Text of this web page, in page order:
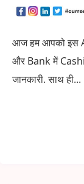
आज हम आपको इस
और Bank में
जानकारी. साथ ही...